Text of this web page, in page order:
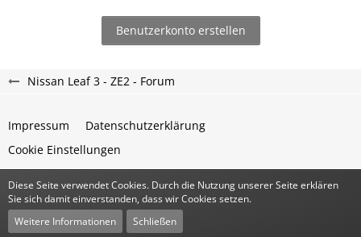
Benutzerkonto erstellen
Nissan Leaf 3 - ZE2 - Forum
Impressum
Datenschutzerklärung
Cookie Einstellungen
Community-Software:WoltLab Suite™
Stil:Classicvon
Diese Seite verwendet Cookies. Durch die Nutzung unserer Seite erklären
Sie sich damit einverstanden, dass wir Cookies setzen.
Weitere Informationen
Schließen